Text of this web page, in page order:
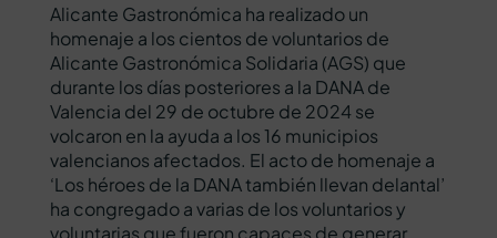
Alicante Gastronómica ha realizado un
homenaje a los cientos de voluntarios de
Alicante Gastronómica Solidaria (AGS) que
durante los días posteriores a la DANA de
Valencia del 29 de octubre de 2024 se
volcaron en la ayuda a los 16 municipios
valencianos afectados. El acto de homenaje a
‘Los héroes de la DANA también llevan delantal’
ha congregado a varias de los voluntarios y
voluntarias que fueron capaces de generar